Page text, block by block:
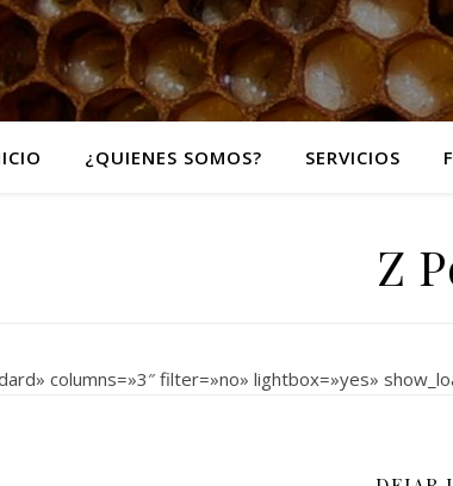
¿QUIENES SOMOS? SERVICIOS
Z
columns=»3″ filter=»no» lightbox=»yes»